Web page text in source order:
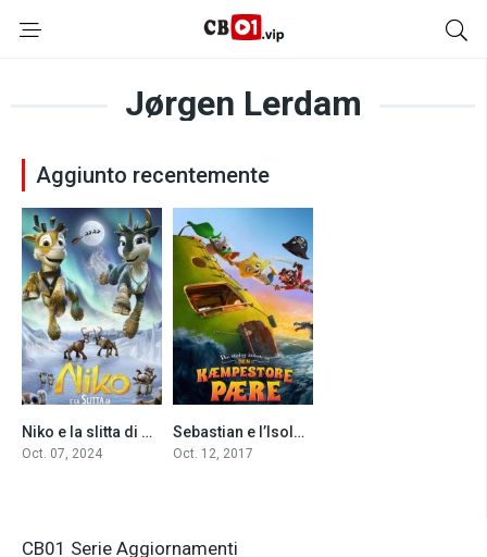
Jørgen Lerdam
Aggiunto recentemente
6.3
Niko e la slitta di Babbo Natale (2024)
Oct. 07, 2024
6.2
Sebastian e l’Isola misteriosa (2017)
Oct. 12, 2017
CB01 Serie Aggiornamenti